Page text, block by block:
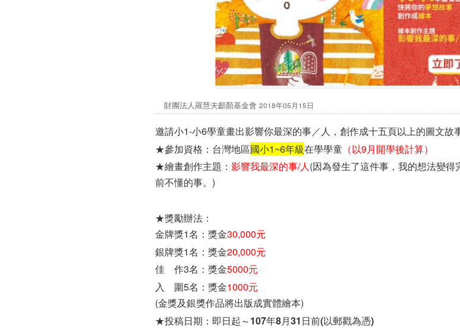
財團法人羅慧夫顱顏基金會 2018年05月15日
邀請小1-小6學童畫出影響你最深的事／人，創作成十五頁以上的圖文故
★參加資格：台灣地區國小1~6年級在學學童 （以9月開學後計算）
★繪畫創作主題： 影響我最深的事/人(因為發生了這件事，我的想法變
前不懂的事。)
★獎勵辦法：
金牌獎1名：獎金30,000元
銀牌獎1名：獎金20,000元
佳 作3名：獎金5000元
入 圍5名：獎金1000元
(金獎及銀獎作品將出版成實體繪本)
★投稿日期： 即日起～107年8月31日前(以郵戳為憑)